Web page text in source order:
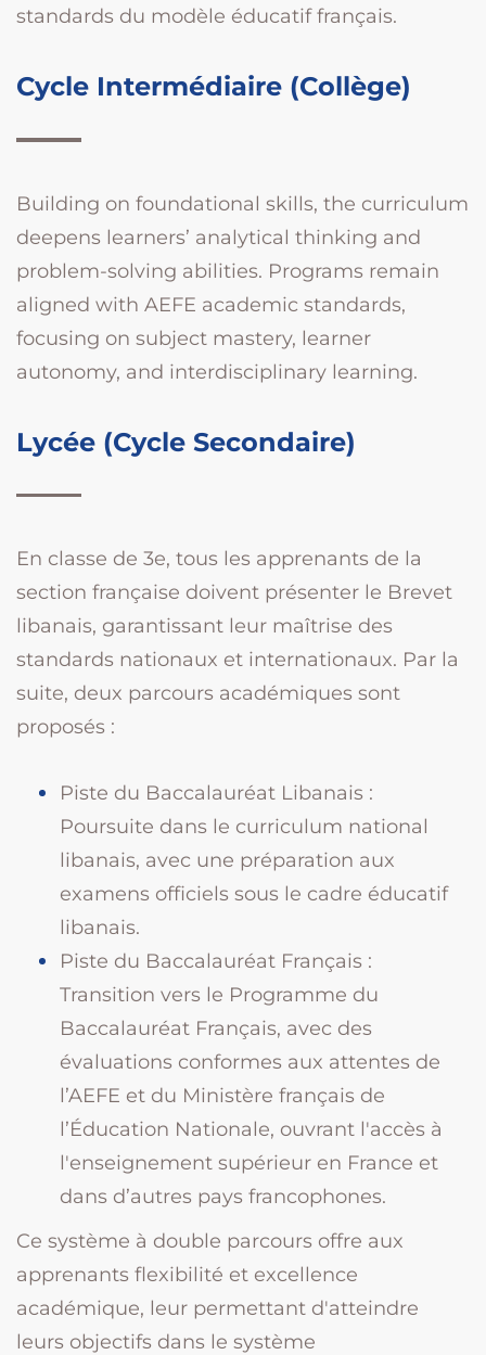
standards du modèle éducatif français.
Cycle Intermédiaire (Collège)
Building on foundational skills, the curriculum
deepens learners’ analytical thinking and
problem-solving abilities. Programs remain
aligned with AEFE academic standards,
focusing on subject mastery, learner
autonomy, and interdisciplinary learning.
Lycée (Cycle Secondaire)
En classe de 3e, tous les apprenants de la
section française doivent présenter le Brevet
libanais, garantissant leur maîtrise des
standards nationaux et internationaux. Par la
suite, deux parcours académiques sont
proposés :
Piste du Baccalauréat Libanais :
Poursuite dans le curriculum national
libanais, avec une préparation aux
examens officiels sous le cadre éducatif
libanais.
Piste du Baccalauréat Français :
Transition vers le Programme du
Baccalauréat Français, avec des
évaluations conformes aux attentes de
l’AEFE et du Ministère français de
l’Éducation Nationale, ouvrant l'accès à
l'enseignement supérieur en France et
dans d’autres pays francophones.
Ce système à double parcours offre aux
apprenants flexibilité et excellence
académique, leur permettant d'atteindre
leurs objectifs dans le système